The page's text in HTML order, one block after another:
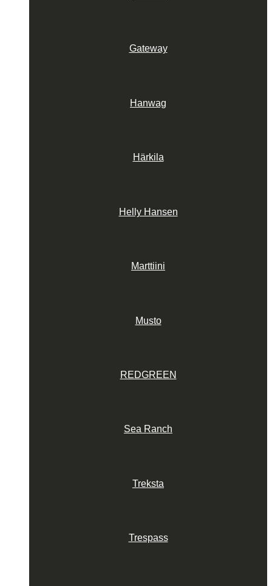
Gateway
Hanwag
Härkila
Helly Hansen
Marttiini
Musto
REDGREEN
Sea Ranch
Treksta
Trespass